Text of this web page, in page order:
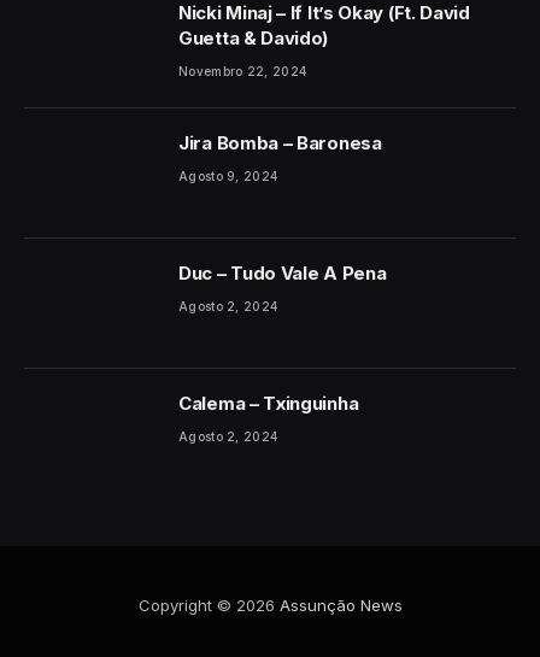
Nicki Minaj – If It’s Okay (Ft. David
Guetta & Davido)
Novembro 22, 2024
Jira Bomba – Baronesa
Agosto 9, 2024
Duc – Tudo Vale A Pena
Agosto 2, 2024
Calema – Txinguinha
Agosto 2, 2024
Copyright © 2026 Assunção News